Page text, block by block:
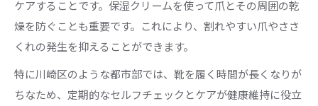
足爪の悩みに応えるフットケアの選び方とは
足爪ケアとフットケアの最新技術を徹底解説
ケアすることです。保湿クリームを使って爪とその周囲の乾
燥を防ぐことも重要です。これにより、割れやすい爪やささ
くれの発生を抑えることができます。
特に川崎区のような都市部では、靴を履く時間が長くなりが
ちなため、定期的なセルフチェックとケアが健康維持に役立